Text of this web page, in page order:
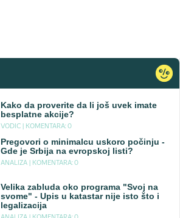
Kako da proverite da li još uvek imate
besplatne akcije?
VODIC | KOMENTARA: 0
Pregovori o minimalcu uskoro počinju -
Gde je Srbija na evropskoj listi?
ANALIZA | KOMENTARA: 0
Velika zabluda oko programa "Svoj na
svome" - Upis u katastar nije isto što i
legalizacija